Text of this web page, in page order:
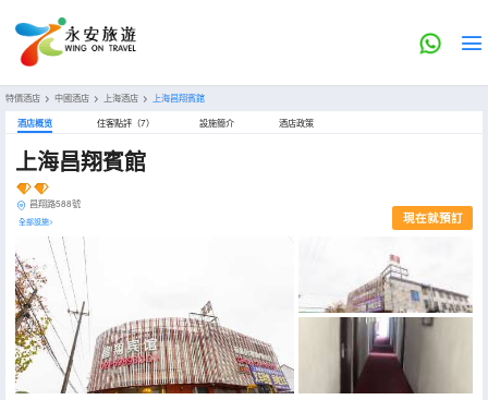
特價酒店 > 中國酒店 > 上海酒店 > 上海昌翔賓館
酒店概览 住客點評（7） 設施簡介 酒店政策
上海昌翔賓館
昌翔路588號
全部設施> 現在就預訂